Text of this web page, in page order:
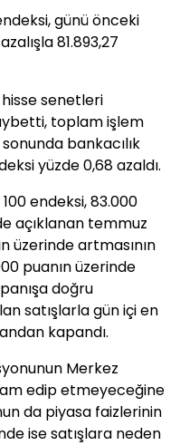
günü önceki
81.893,27
senetleri
toplam işlem
bankacılık
yüzde 0,68 azaldı.
endeksi, 83.000
açıklanan temmuz
üzerinde artmasının
puanın üzerinde
doğru
satışlarla gün içi en
kapandı.
Merkez
edip etmeyeceğine
da piyasa faizlerinin
ise satışlara neden